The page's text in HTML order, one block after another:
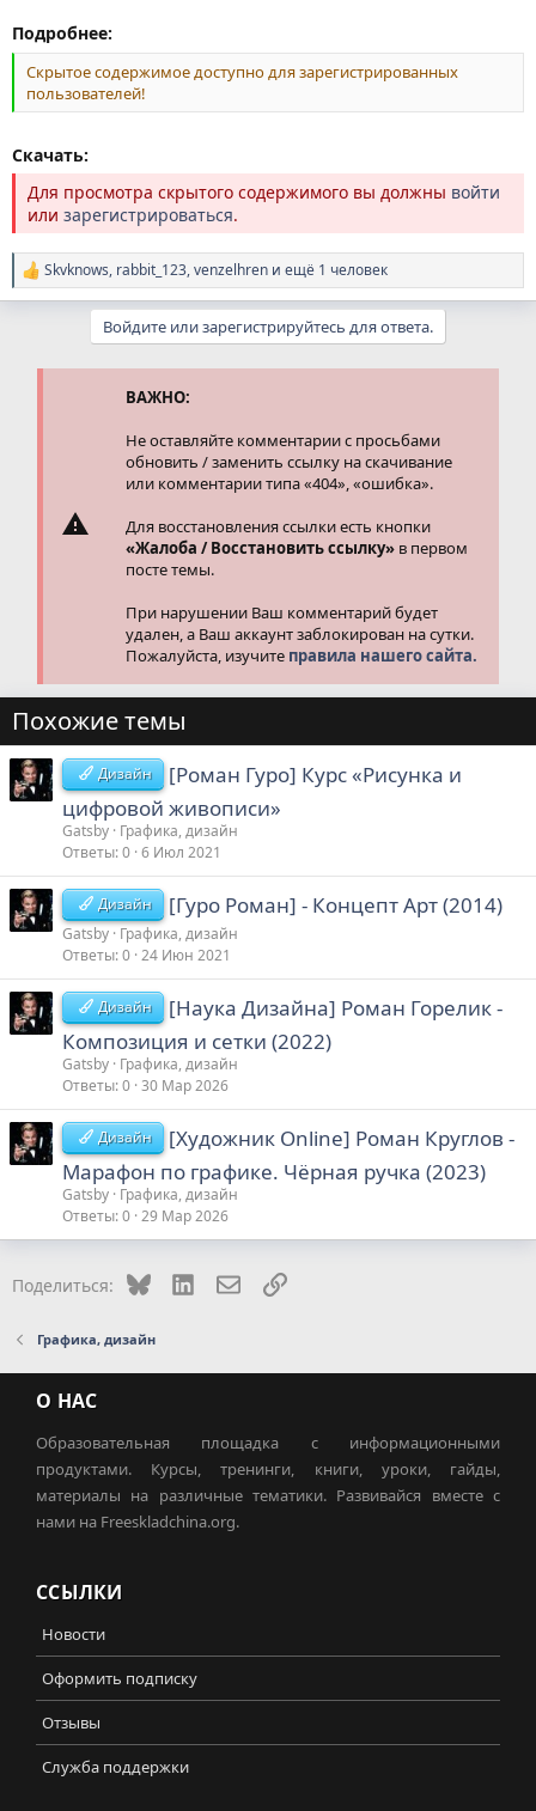
Подробнее:
Скрытое содержимое доступно для зарегистрированных
пользователей!
Скачать:
Для просмотра скрытого содержимого вы должны войти
или зарегистрироваться.
Р
е
Skvknows, rabbit_123,venzelhren и ещё 1 человек
Войдите или зарегистрируйтесь для ответа.
ВАЖНО:
Не оставляйте комментарии с просьбами
обновить / заменить ссылку на скачивание
или комментарии типа «404», «ошибка».
Для восстановления ссылки есть кнопки
«Жалоба / Восстановить ссылку» в первом
посте темы.
При нарушении Ваш комментарий будет
удален, а Ваш аккаунт заблокирован на сутки.
Пожалуйста, изучите правила нашего сайта.
Похожие темы
Дизайн
[Роман Гуро] Курс «Рисунка и
цифровой живописи»
Gatsby Графика, дизайн
Ответы 0 6 Июл 2021
Дизайн [Гуро Роман] - Концепт Арт (2014)
Gatsby Графика, дизайн
Ответы 0 24 Июн 2021
Дизайн
[Наука Дизайна] Роман Горелик -
Композиция и сетки (2022)
Gatsby Графика, дизайн
Ответы 0 30 Мар 2026
Дизайн
[Художник Online] Роман Круглов -
Марафон по графике. Чёрная ручка (2023)
Gatsby Графика, дизайн
Ответы 0 29 Мар 2026
Поделиться: Bluesky LinkedInЭлектронная почта
Ссылка
Графика, дизайн
О НАС
Образовательная площадка с информационными
продуктами. Курсы, тренинги, книги, уроки, гайды,
материалы на различные тематики. Развивайся вместе с
нами на Freeskladchina.org.
ССЫЛКИ
Новости
Оформить подписку
Отзывы
Служба поддержки